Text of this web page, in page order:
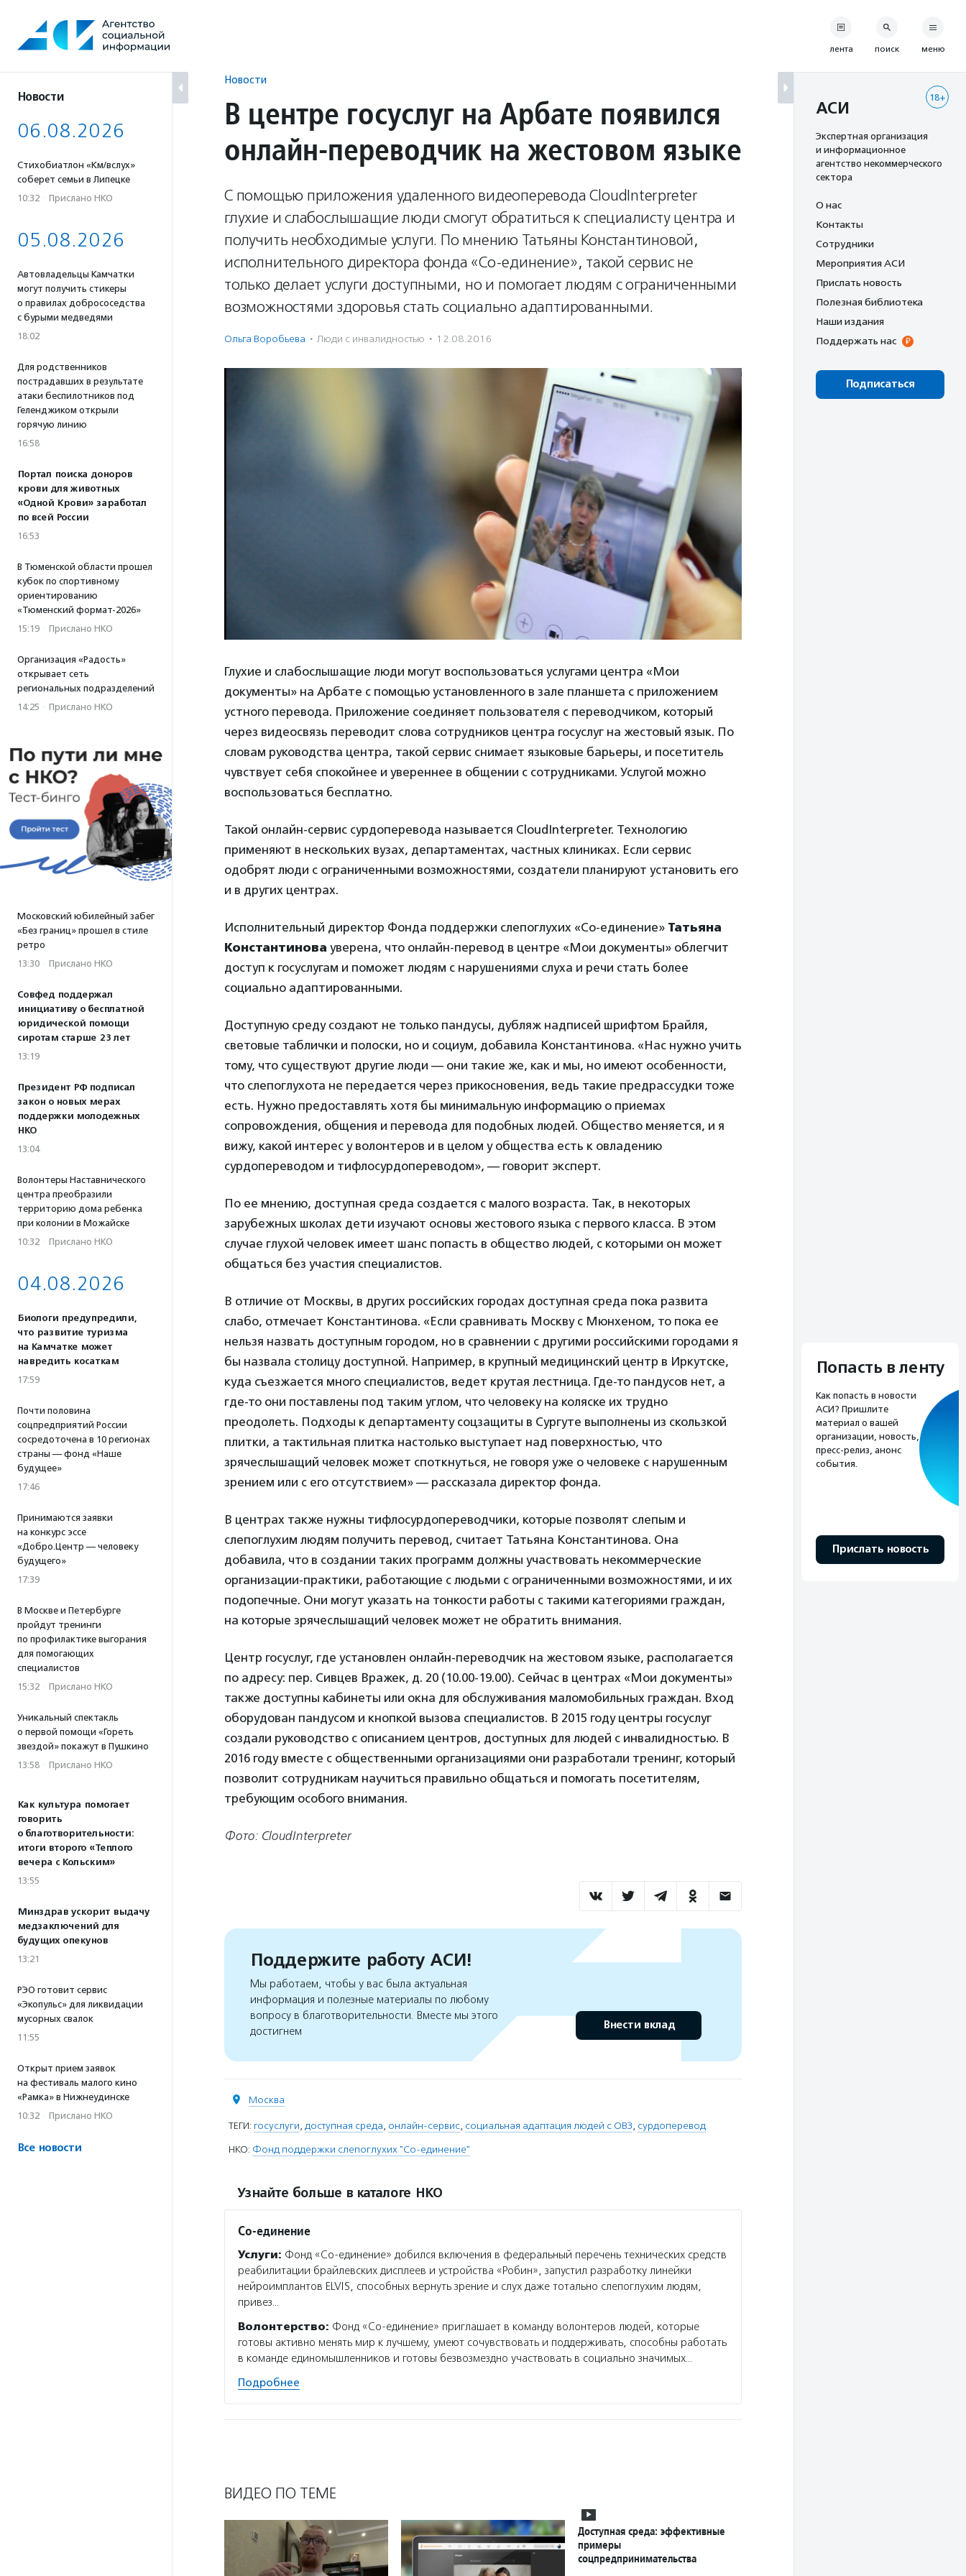
содержанию
Новости
06.08.2026
Стихобиатлон «Км/вслух»
соберет семьи в Липецке
10:32 · Прислано НКО
05.08.2026
Автовладельцы Камчатки
могут получить стикеры
о правилах добрососедства
с бурыми медведями
18:02
Для родственников
пострадавших в результате
атаки беспилотников под
Геленджиком открыли
горячую линию
16:58
Портал поиска доноров
крови для животных
«Одной Крови» заработал
по всей России
16:53
В Тюменской области прошел
кубок по спортивному
ориентированию
«Тюменский формат-2026»
15:19 · Прислано НКО
Организация «Радость»
открывает сеть
региональных подразделений
14:25 · Прислано НКО
Московский юбилейный забег
«Без границ» прошел в стиле
ретро
13:30 · Прислано НКО
Совфед поддержал
инициативу о бесплатной
юридической помощи
сиротам старше 23 лет
13:19
Президент РФ подписал
закон о новых мерах
поддержки молодежных
НКО
13:04
Волонтеры Наставнического
центра преобразили
территорию дома ребенка
при колонии в Можайске
10:32 · Прислано НКО
04.08.2026
Биологи предупредили,
что развитие туризма
на Камчатке может
навредить косаткам
17:59
Почти половина
соцпредприятий России
сосредоточена в 10 регионах
страны — фонд «Наше
будущее»
17:46
Принимаются заявки
на конкурс эссе
«Добро.Центр — человеку
будущего»
17:39
В Москве и Петербурге
пройдут тренинги
по профилактике выгорания
для помогающих
специалистов
15:32 · Прислано НКО
Уникальный спектакль
о первой помощи «Гореть
звездой» покажут в Пушкино
13:58 · Прислано НКО
Как культура помогает
говорить
о благотворительности:
итоги второго «Теплого
вечера с Кольским»
13:55
Минздрав ускорит выдачу
медзаключений для
будущих опекунов
13:21
РЭО готовит сервис
«Экопульс» для ликвидации
мусорных свалок
11:55
Открыт прием заявок
на фестиваль малого кино
«Рамка» в Нижнеудинске
10:32 · Прислано НКО
Все новости
Новости
В центре госуслуг на Арбате появился
онлайн-переводчик на жестовом языке
С помощью приложения удаленного видеоперевода CloudInterpreter
глухие и слабослышащие люди смогут обратиться к специалисту центра и
получить необходимые услуги. По мнению Татьяны Константиновой,
исполнительного директора фонда «Со-единение», такой сервис не
только делает услуги доступными, но и помогает людям с ограниченными
возможностями здоровья стать социально адаптированными.
Ольга Воробьева · Люди с инвалидностью · 12.08.2016
Глухие и слабослышащие люди могут воспользоваться услугами центра «Мои
документы» на Арбате с помощью установленного в зале планшета с приложением
устного перевода. Приложение соединяет пользователя с переводчиком, который
через видеосвязь переводит слова сотрудников центра госуслуг на жестовый язык. По
словам руководства центра, такой сервис снимает языковые барьеры, и посетитель
чувствует себя спокойнее и увереннее в общении с сотрудниками. Услугой можно
воспользоваться бесплатно.
Такой онлайн-сервис сурдоперевода называется CloudInterpreter. Технологию
применяют в нескольких вузах, департаментах, частных клиниках. Если сервис
одобрят люди с ограниченными возможностями, создатели планируют установить его
и в других центрах.
Исполнительный директор Фонда поддержки слепоглухих «Со-единение» Татьяна
Константинова уверена, что онлайн-перевод в центре «Мои документы» облегчит
доступ к госуслугам и поможет людям с нарушениями слуха и речи стать более
социально адаптированными.
Доступную среду создают не только пандусы, дубляж надписей шрифтом Брайля,
световые таблички и полоски, но и социум, добавила Константинова. «Нас нужно учить
тому, что существуют другие люди — они такие же, как и мы, но имеют особенности,
что слепоглухота не передается через прикосновения, ведь такие предрассудки тоже
есть. Нужно предоставлять хотя бы минимальную информацию о приемах
сопровождения, общения и перевода для подобных людей. Общество меняется, и я
вижу, какой интерес у волонтеров и в целом у общества есть к овладению
сурдопереводом и тифлосурдопереводом», — говорит эксперт.
По ее мнению, доступная среда создается с малого возраста. Так, в некоторых
зарубежных школах дети изучают основы жестового языка с первого класса. В этом
случае глухой человек имеет шанс попасть в общество людей, с которыми он может
общаться без участия специалистов.
В отличие от Москвы, в других российских городах доступная среда пока развита
слабо, отмечает Константинова. «Если сравнивать Москву с Мюнхеном, то пока ее
нельзя назвать доступным городом, но в сравнении с другими российскими городами я
бы назвала столицу доступной. Например, в крупный медицинский центр в Иркутске,
куда съезжается много специалистов, ведет крутая лестница. Где-то пандусов нет, а
где-то они поставлены под таким углом, что человеку на коляске их трудно
преодолеть. Подходы к департаменту соцзащиты в Сургуте выполнены из скользкой
плитки, а тактильная плитка настолько выступает над поверхностью, что
зрячеслышащий человек может споткнуться, не говоря уже о человеке с нарушенным
зрением или с его отсутствием» — рассказала директор фонда.
В центрах также нужны тифлосурдопереводчики, которые позволят слепым и
слепоглухим людям получить перевод, считает Татьяна Константинова. Она
добавила, что в создании таких программ должны участвовать некоммерческие
организации-практики, работающие с людьми с ограниченными возможностями, и их
подопечные. Они могут указать на тонкости работы с такими категориями граждан,
на которые зрячеслышащий человек может не обратить внимания.
Центр госуслуг, где установлен онлайн-переводчик на жестовом языке, располагается
по адресу: пер. Сивцев Вражек, д. 20 (10.00-19.00). Сейчас в центрах «Мои документы»
также доступны кабинеты или окна для обслуживания маломобильных граждан. Вход
оборудован пандусом и кнопкой вызова специалистов. В 2015 году центры госуслуг
создали руководство с описанием центров, доступных для людей с инвалидностью. В
2016 году вместе с общественными организациями они разработали тренинг, который
позволит сотрудникам научиться правильно общаться и помогать посетителям,
требующим особого внимания.
Фото: CloudInterpreter
Поддержите работу АСИ!
Мы работаем, чтобы у вас была актуальная
информация и полезные материалы по любому
вопросу в благотворительности. Вместе мы этого
достигнем
Внести вклад
Москва
ТЕГИ: госуслуги, доступная среда, онлайн-сервис, социальная адаптация людей с ОВЗ, сурдоперевод
НКО: Фонд поддержки слепоглухих "Со-единение"
Узнайте больше в каталоге НКО
Со-единение
Услуги: Фонд «Со-единение» добился включения в федеральный перечень технических средств
реабилитации брайлевских дисплеев и устройства «Робин», запустил разработку линейки
нейроимплантов ELVIS, способных вернуть зрение и слух даже тотально слепоглухим людям,
привез…
Волонтерство: Фонд «Со-единение» приглашает в команду волонтеров людей, которые
готовы активно менять мир к лучшему, умеют сочувствовать и поддерживать, способны работать
в команде единомышленников и готовы безвозмездно участвовать в социально значимых…
Подробнее
ВИДЕО ПО ТЕМЕ
Доступная среда: эффективные
примеры
соцпредпринимательства
лента поиск меню
18+
АСИ
Экспертная организация
и информационное
агентство некоммерческого
сектора
О нас
Контакты
Сотрудники
Мероприятия АСИ
Прислать новость
Полезная библиотека
Наши издания
Поддержать нас
Подписаться
Попасть в ленту
Как попасть в новости
АСИ? Пришлите
материал о вашей
организации, новость,
пресс-релиз, анонс
события.
Прислать новость